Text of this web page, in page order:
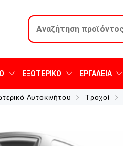
ΕΞΩΤΕΡΙΚΌ ΕΡΓΑΛΕΊΑ
Αυτοκινήτου Τροχοί